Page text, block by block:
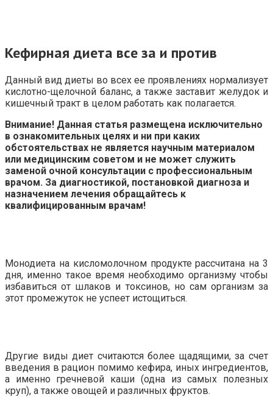
Кефирная диета все за и против
Данный вид диеты во всех ее проявлениях нормализует
кислотно-щелочной баланс, а также заставит желудок и
кишечный тракт в целом работать как полагается.
Внимание! Данная статья размещена исключительно
в ознакомительных целях и ни при каких
обстоятельствах не является научным материалом
или медицинским советом и не может служить
заменой очной консультации с профессиональным
врачом. За диагностикой, постановкой диагноза и
назначением лечения обращайтесь к
квалифицированным врачам!
Монодиета на кисломолочном продукте рассчитана на 3
дня, именно такое время необходимо организму чтобы
избавиться от шлаков и токсинов, но сам организм за
этот промежуток не успеет истощиться.
Другие виды диет считаются более щадящими, за счет
введения в рацион помимо кефира, иных ингредиентов,
а именно гречневой каши (одна из самых полезных
круп), а также овощей и различных фруктов.